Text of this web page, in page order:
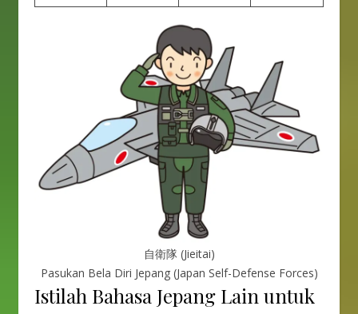
自衛隊 (Jieitai)
Pasukan Bela Diri Jepang (Japan Self-Defense Forces)
Istilah Bahasa Jepang Lain untuk